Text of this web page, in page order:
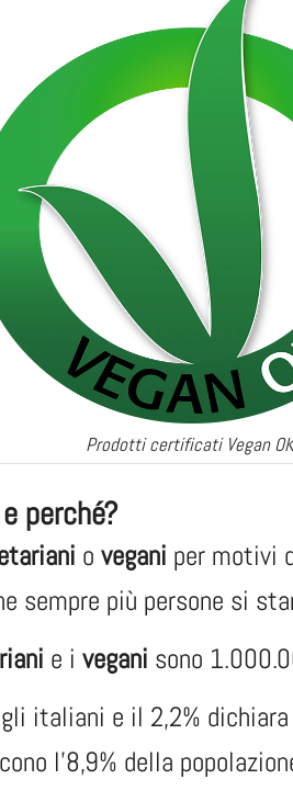
Prodotti certificati Vegan
perché?
o vegani per motivi
sempre più persone si
e i vegani sono
italiani e il 2,2%
l’8,9% della